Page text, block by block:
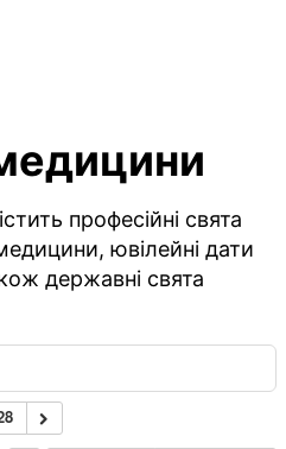
професійні свята
ювілейні дати
державні свята